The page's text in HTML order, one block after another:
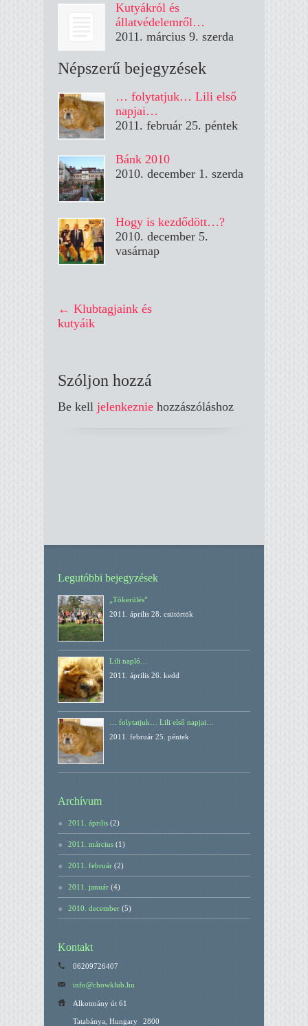
Kutyákról és
állatvédelemről…
2011. március 9. szerda
Népszerű bejegyzések
… folytatjuk… Lili első
napjai…
2011. február 25. péntek
Bánk 2010
2010. december 1. szerda
Hogy is kezdődött…?
2010. december 5.
vasárnap
← Klubtagjaink és
kutyáik
Szóljon hozzá
Be kell jelenkeznie hozzászóláshoz
Legutóbbi bejegyzések
„Tókerülés”
2011. április 28. csütörtök
Lili napló…
2011. április 26. kedd
… folytatjuk… Lili első napjai…
2011. február 25. péntek
Archívum
2011. április (2)
2011. március (1)
2011. február (2)
2011. január (4)
2010. december (5)
Kontakt
06209726407
info@chowklub.hu
Alkotmány út 61
Tatabánya, Hungary 2800